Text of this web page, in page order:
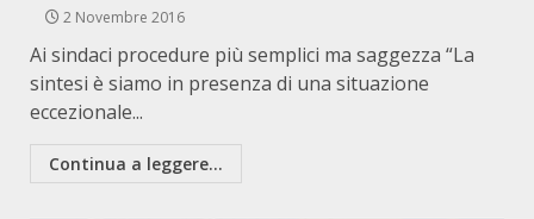
2 Novembre 2016
Ai sindaci procedure più semplici ma saggezza “La
sintesi è siamo in presenza di una situazione
eccezionale...
Continua a leggere...